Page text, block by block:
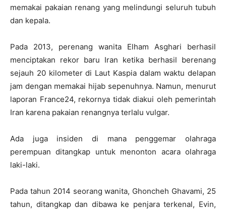
memakai pakaian renang yang melindungi seluruh tubuh
dan kepala.
Pada 2013, perenang wanita Elham Asghari berhasil
menciptakan rekor baru Iran ketika berhasil berenang
sejauh 20 kilometer di Laut Kaspia dalam waktu delapan
jam dengan memakai hijab sepenuhnya. Namun, menurut
laporan France24, rekornya tidak diakui oleh pemerintah
Iran karena pakaian renangnya terlalu vulgar.
Ada juga insiden di mana penggemar olahraga
perempuan ditangkap untuk menonton acara olahraga
laki-laki.
Pada tahun 2014 seorang wanita, Ghoncheh Ghavami, 25
tahun, ditangkap dan dibawa ke penjara terkenal, Evin,